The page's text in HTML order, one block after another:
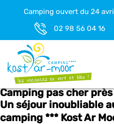
Camping ouvert du 24
02 98 56 04 16
Camping pas cher
Un séjour inoubliable
camping *** Kost Ar